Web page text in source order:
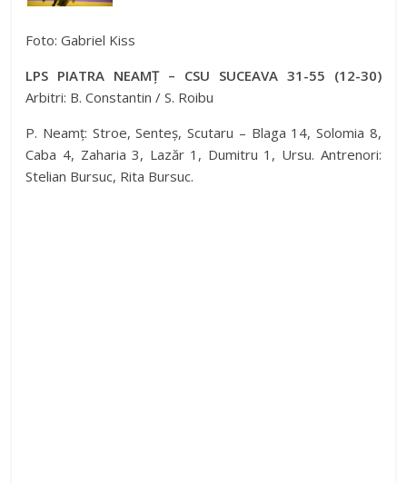
Foto: Gabriel Kiss
LPS PIATRA NEAMȚ – CSU SUCEAVA 31-55 (12-30)
Arbitri: B. Constantin / S. Roibu
P. Neamț: Stroe, Senteș, Scutaru – Blaga 14, Solomia 8,
Caba 4, Zaharia 3, Lazăr 1, Dumitru 1, Ursu. Antrenori:
Stelian Bursuc, Rita Bursuc.